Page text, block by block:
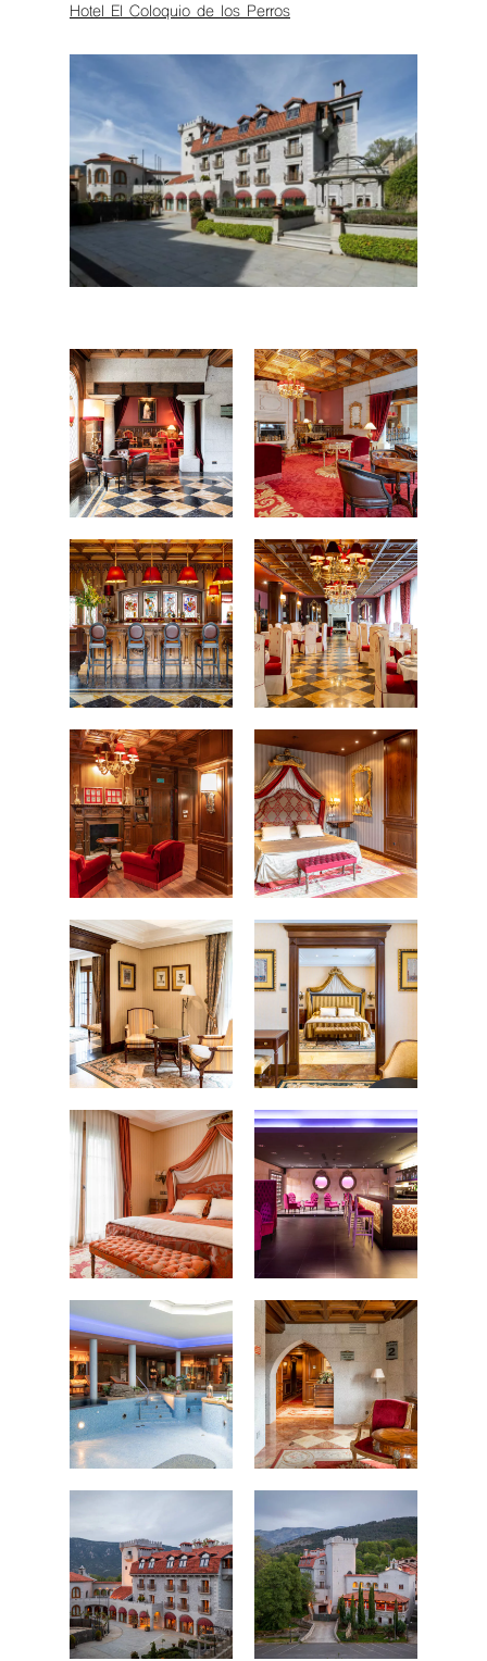
Hotel El Coloquio de los Perros
FOTOGRAFÍA
Fotografía de
Fotografía de Interiores
Vivienda
Hoteles /
Oficinas
Retail
Fotografía Residencial
Fotografía Fase de
Fotografía de Stand
VIDEO
DRON
PERSONAL
PUBLICACIONES
PRINTS
SOBRE MÍ
CONTACTO